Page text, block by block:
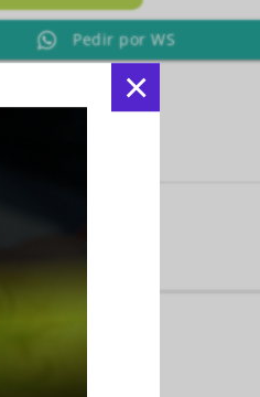
×
Pedir por WS
Facebook